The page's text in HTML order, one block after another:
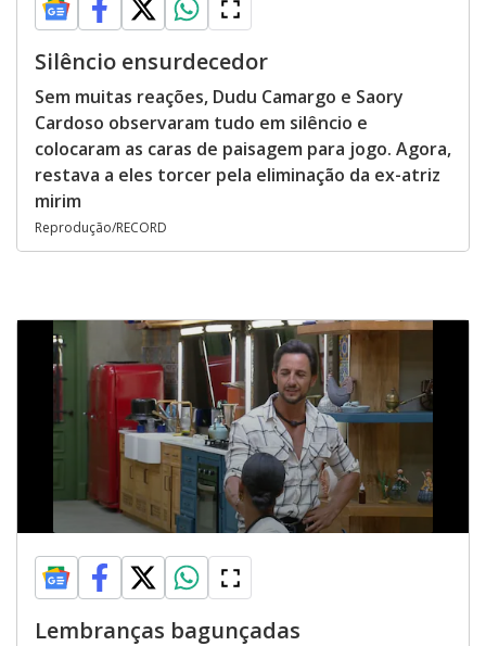
Silêncio ensurdecedor
Sem muitas reações, Dudu Camargo e Saory
Cardoso observaram tudo em silêncio e
colocaram as caras de paisagem para jogo. Agora,
restava a eles torcer pela eliminação da ex-atriz
mirim
Reprodução/RECORD
Lembranças bagunçadas